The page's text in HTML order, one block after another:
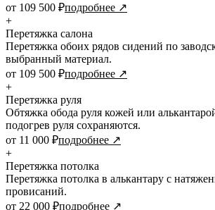
от 109 500 ₽подробнее ↗
+
Перетяжка салона
Перетяжка обоих рядов сидений по
выбранный материал.
от 109 500 ₽подробнее ↗
+
Перетяжка руля
Обтяжка обода руля кожей или
подогрев руля сохраняются.
от 11 000 ₽подробнее ↗
+
Перетяжка потолка
Перетяжка потолка в алькантару с
провисаний.
от 22 000 ₽подробнее ↗